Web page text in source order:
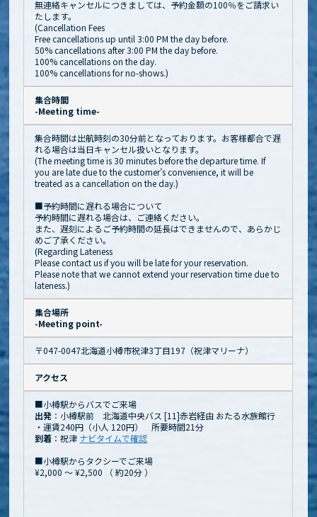
無連絡キャンセルにつきましては、予約金額の100％をご請求い
たします。
(Cancellation Fees
Free cancellations up until 3:00 PM the day before.
50% cancellations after 3:00 PM the day before.
100% cancellations on the day.
100% cancellations for no-shows.)
集合時間
-Meeting time-
集合時間は出航時刻の30分前となっております。お客様都合で遅
れる場合は当日キャンセル扱いとなります。
(The meeting time is 30 minutes before the departure time. If
you are late due to the customer’s convenience, it will be
treated as a cancellation on the day.)
■予約時間に遅れる場合について
予約時間に遅れる場合は、ご連絡ください。
また、遅刻によるご予約時間の延長はできませんので、あらかじ
めご了承ください。
(Regarding Lateness
Please contact us if you will be late for your reservation.
Please note that we cannot extend your reservation time due to
lateness.)
集合場所
-Meeting point-
〒047-0047北海道小樽市祝津3丁目197（祝津マリーナ）
アクセス
■小樽駅からバスでご来場
出発 ：小樽駅前 北海道中央バス [11]赤岩経由 おたる水族館行
・運賃240円（小人 120円） 所要時間21分
到着 ：祝津 ナビタイムで確認
■小樽駅からタクシーでご来場
¥2,000 ～ ¥2,500 （約20分 ）